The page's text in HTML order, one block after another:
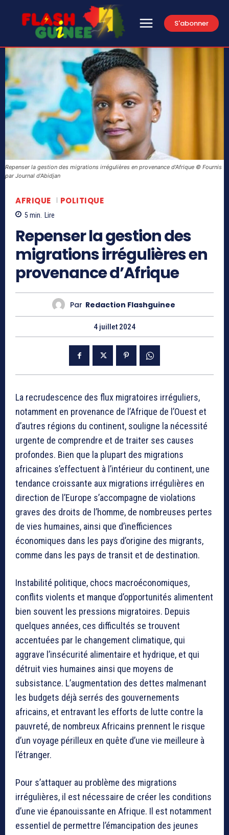
S'abonner
Repenser la gestion des migrations irrégulières en provenance d'Afrique © Fournis
par Journal d'Abidjan
AFRIQUE POLITIQUE
5 min. Lire
Repenser la gestion des
migrations irrégulières en
provenance d’Afrique
Par Redaction Flashguinee
4 juillet 2024
La recrudescence des flux migratoires irréguliers,
notamment en provenance de l’Afrique de l’Ouest et
d’autres régions du continent, souligne la nécessité
urgente de comprendre et de traiter ses causes
profondes. Bien que la plupart des migrations
africaines s’effectuent à l’intérieur du continent, une
tendance croissante aux migrations irrégulières en
direction de l’Europe s’accompagne de violations
graves des droits de l’homme, de nombreuses pertes
de vies humaines, ainsi que d’inefficiences
économiques dans les pays d’origine des migrants,
comme dans les pays de transit et de destination.
Instabilité politique, chocs macroéconomiques,
conflits violents et manque d’opportunités alimentent
bien souvent les pressions migratoires. Depuis
quelques années, ces difficultés se trouvent
accentuées par le changement climatique, qui
aggrave l’insécurité alimentaire et hydrique, et qui
détruit vies humaines ainsi que moyens de
subsistance. L’augmentation des dettes malmenant
les budgets déjà serrés des gouvernements
africains, et entravant les efforts de lutte contre la
pauvreté, de nombreux Africains prennent le risque
d’un voyage périlleux en quête d’une vie meilleure à
l’étranger.
Pour s’attaquer au problème des migrations
irrégulières, il est nécessaire de créer les conditions
d’une vie épanouissante en Afrique. Il est notamment
essentiel de permettre l’émancipation des jeunes